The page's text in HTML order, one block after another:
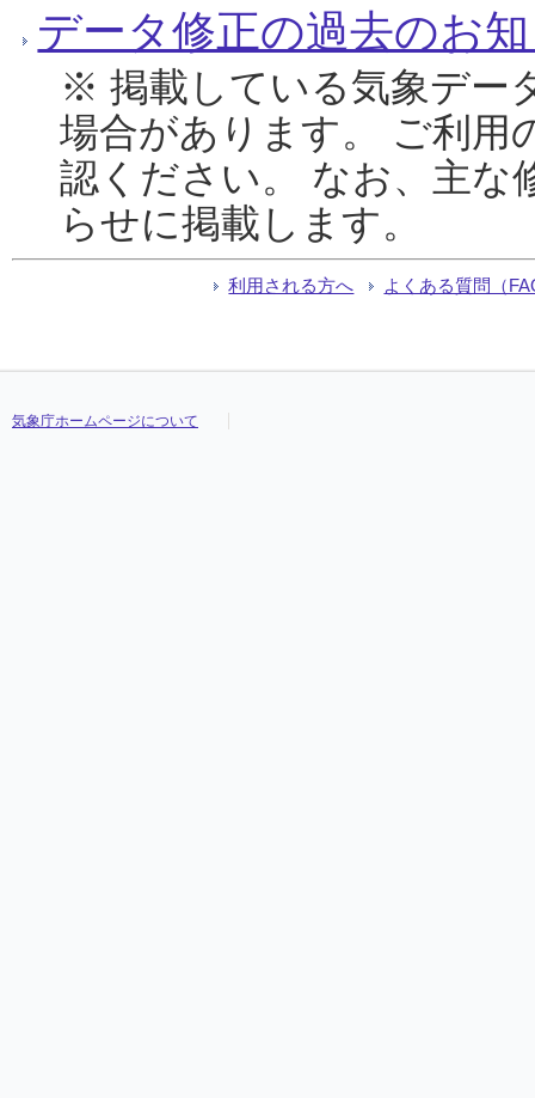
データ修正の過去のお
※ 掲載している気象デー
場合があります。 ご利用
認ください。 なお、主な
らせに掲載します。
利用される方へ よくある質問（
気象庁ホームページについて